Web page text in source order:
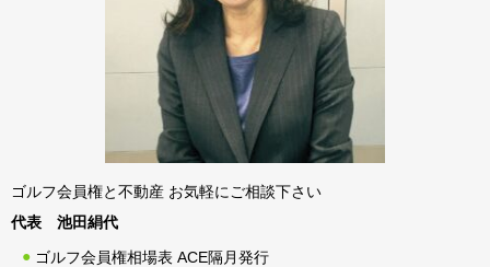
ゴルフ会員権と不動産 お気軽にご相談下さい
代表 池田絹代
ゴルフ会員権相場表 ACE隔月発行